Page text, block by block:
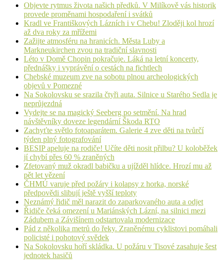
Objevte rytmus života našich předků. V Milíkově vás historik
provede proměnami hospodaření i svátků
Kradl ve Františkových Lázních i v Chebu! Zloději kol hrozí
až dva roky za mřížemi
Zažijte atmosféru na hranicích. Města Luby a
Markneukirchen zvou na tradiční slavnosti
Léto v Domě Chopin pokračuje. Láká na letní koncerty,
přednášky i vyprávění o cestách na fichtlech
Chebské muzeum zve na sobotu plnou archeologických
objevů v Pomezné
Na Sokolovsku se srazila čtyři auta. Silnice u Starého Sedla je
neprůjezdná
Vydejte se na magický Seeberg po setmění. Na hrad
návštěvníky doveze legendární Škoda RTO
Zachyťte světlo fotoaparátem. Galerie 4 zve děti na tvůrčí
týden plný fotografování
BESIP apeluje na rodiče! Učíte děti nosit přilbu? U koloběžek
jí chybí přes 60 % zraněných
Zfetovaný muž okradl babičku a ujížděl hlídce. Hrozí mu až
pět let vězení
ČHMÚ varuje před požáry i kolapsy z horka, norské
předpovědi slibují ještě vyšší teploty
Neznámý řidič měl narazit do zaparkovaného auta a odjet
Řidiče čeká omezení u Mariánských Lázní, na silnici mezi
Zádubem a Závišínem odstartovala modernizace
Pád z několika metrů do řeky. Zraněnému cyklistovi pomáhali
policisté i pohotový svědek
Na Sokolovsku hoří skládka. U požáru v Tisové zasahuje šest
jednotek hasičů